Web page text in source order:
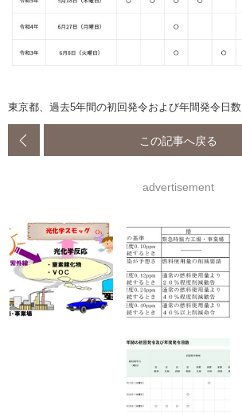
東京都、過去5年間の初回発令および年間発令日数
この記事へ戻る
advertisement